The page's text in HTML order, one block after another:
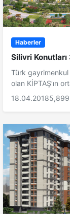
Haberler
Silivri Konutları
Türk
olan KİPTAŞ’ın
18.04.2018